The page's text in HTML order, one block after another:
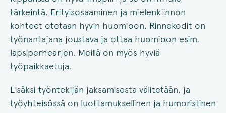
tärkeintä. Erityisosaaminen ja mielenkiinnon
kohteet otetaan hyvin huomioon. Rinnekodit on
työnantajana joustava ja ottaa huomioon esim.
lapsiperhearjen. Meillä on myös hyviä
työpaikkaetuja.
Lisäksi työntekijän jaksamisesta välitetään, ja
työyhteisössä on luottamuksellinen ja humoristinen